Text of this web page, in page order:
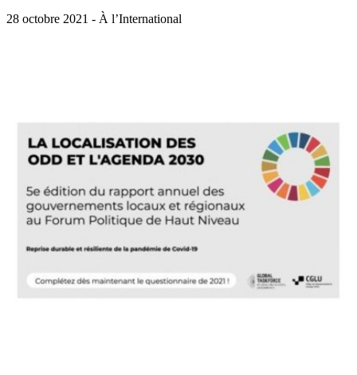
28 octobre 2021 - À l’International